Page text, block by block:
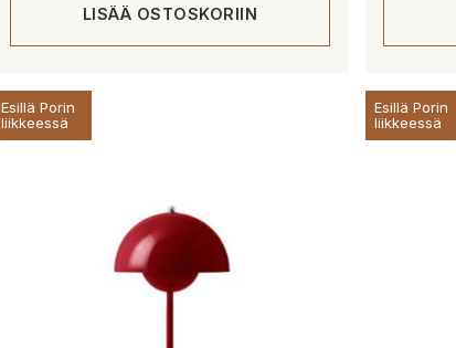
LISÄÄ OSTOSKORIIN
Esillä Porin
liikkeessä
Esillä Porin
liikkeessä